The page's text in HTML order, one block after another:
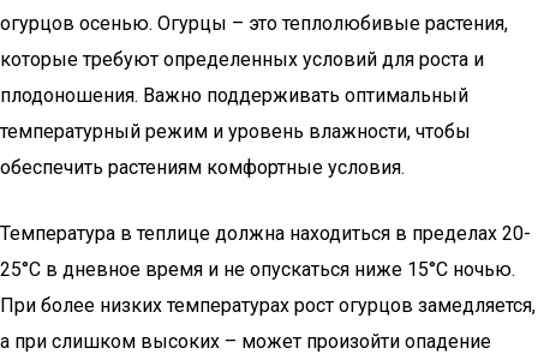
огурцов осенью. Огурцы – это теплолюбивые растения,
которые требуют определенных условий для роста и
плодоношения. Важно поддерживать оптимальный
температурный режим и уровень влажности, чтобы
обеспечить растениям комфортные условия.
Температура в теплице должна находиться в пределах 20-
25°C в дневное время и не опускаться ниже 15°C ночью.
При более низких температурах рост огурцов замедляется,
а при слишком высоких – может произойти опадение